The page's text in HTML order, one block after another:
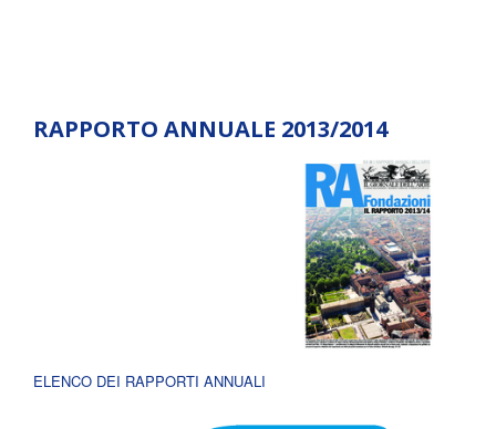
RAPPORTO ANNUALE 2013/2014
ELENCO DEI RAPPORTI ANNUALI